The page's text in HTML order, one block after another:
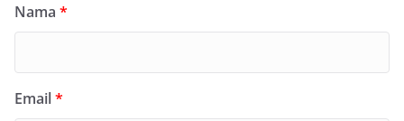
Nama *
Email*